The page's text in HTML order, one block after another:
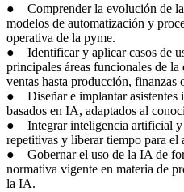
● Comprender la evolución de
modelos de automatización y
operativa de la pyme.
● Identificar y aplicar casos de
principales áreas funcionales de
ventas hasta producción, finanzas
● Diseñar e implantar asistentes
basados en IA, adaptados al
● Integrar inteligencia artificial y
repetitivas y liberar tiempo para el
● Gobernar el uso de la IA de
normativa vigente en materia de
la IA.